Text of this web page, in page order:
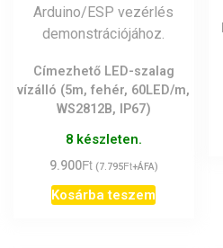
Címezhető LED-szalag
vízálló (5m, fehér, 60LED/m,
WS2812B, IP67)
8 készleten.
9.900Ft (7.795Ft+ÁFA)
Kosárba teszem